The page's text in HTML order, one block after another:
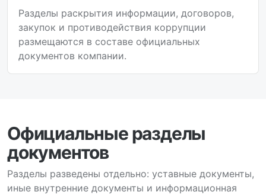
Разделы раскрытия информации, договоров,
закупок и противодействия коррупции
размещаются в составе официальных
документов компании.
Официальные разделы
документов
Разделы разведены отдельно: уставные документы,
иные внутренние документы и информационная